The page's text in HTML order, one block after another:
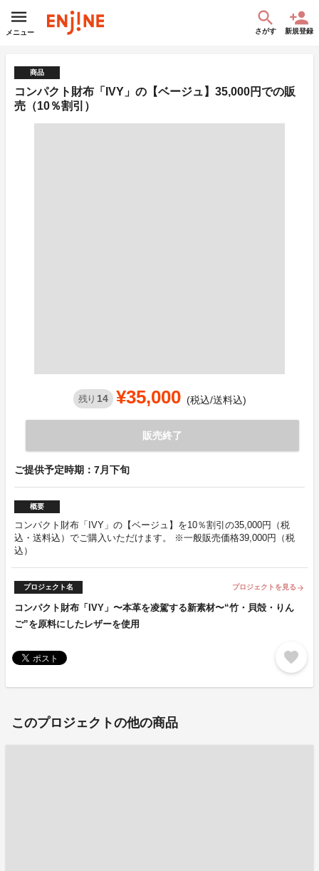
メニュー さがす 新規登録
商品
コンパクト財布「IVY」の【ベージュ】35,000円での販
売（10％割引）
残り 14 ¥35,000 (税込/送料込)
販売終了
ご提供予定時期：7月下旬
概要
コンパクト財布「IVY」の【ベージュ】を10％割引の35,000円（税
込・送料込）でご購入いただけます。 ※一般販売価格39,000円（税
込）
プロジェクト名 プロジェクトを見る arrow_forward
コンパクト財布「IVY」〜本革を凌駕する新素材〜“竹・貝殻・りん
ご”を原料にしたレザーを使用
favorite
このプロジェクトの他の商品